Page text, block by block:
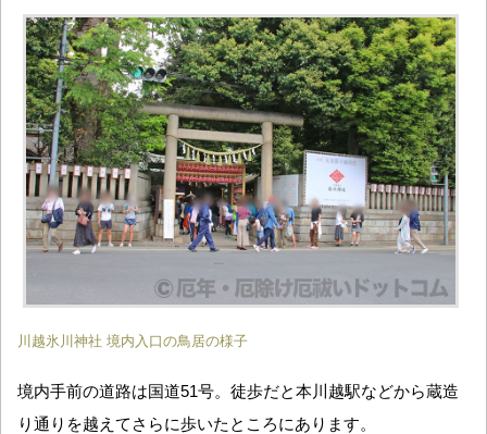
川越氷川神社 境内入口の鳥居の様子
境内手前の道路は国道51号。徒歩だと本川越駅などから蔵造
り通りを越えてさらに歩いたところにあります。